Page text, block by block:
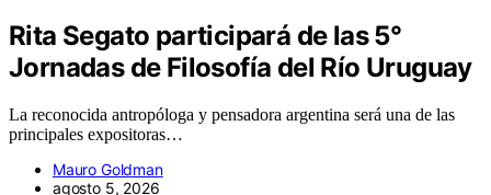
Rita Segato participará de las 5°
Jornadas de Filosofía del Río Uruguay
La reconocida antropóloga y pensadora argentina será una de las
principales expositoras…
Mauro Goldman
agosto 5, 2026